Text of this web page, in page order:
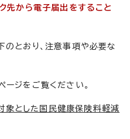
先から電子届出をすること
のとおり、注意事項や必要な
ージをご覧ください。
象とした国民健康保険料軽減